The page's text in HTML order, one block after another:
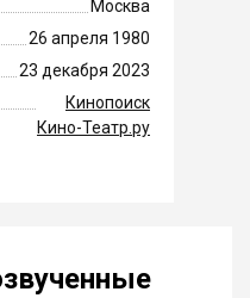
Москва
26 апреля 1980
23 декабря 2023
Кинопоиск
Кино-Театр.ру